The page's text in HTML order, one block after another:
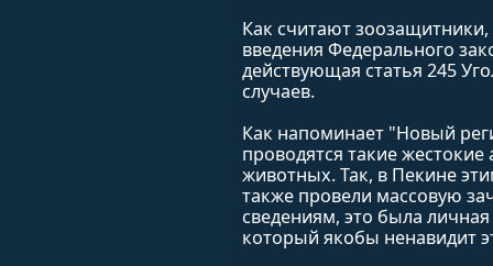
Как считают
введения Федерального
действующая статья 245
случаев.
Как напоминает "Новый
проводятся такие
животных. Так, в Пекине
также провели массовую
сведениям, это была
который якобы ненавидит